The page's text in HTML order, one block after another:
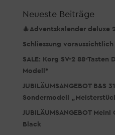
Neueste Beiträge
🎄Adventskalender deluxe
Schliessung
SALE: Korg SV-2 88-
Modell*
JUBILÄUMSANGEBOT B&S
Sondermodell
JUBILÄUMSANGEBOT
Black